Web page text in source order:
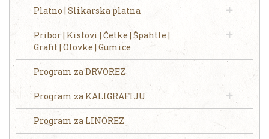
Platno | Slikarska platna
Pribor | Kistovi | Četke | Špahtle |
Grafit | Olovke | Gumice
Program za DRVOREZ
Program za KALIGRAFIJU
Program za LINOREZ